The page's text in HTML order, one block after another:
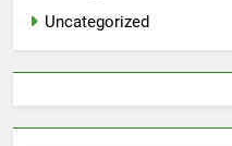
Uncategorized